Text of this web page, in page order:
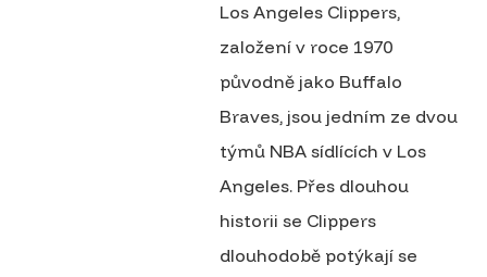
Los Angeles Clippers,
založení v roce 1970
původně jako Buffalo
Braves, jsou jedním ze dvou
týmů NBA sídlících v Los
Angeles. Přes dlouhou
historii se Clippers
dlouhodobě potýkají se